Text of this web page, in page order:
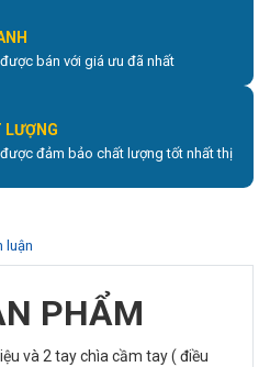
bán với giá ưu đã nhất
đảm bảo chất lượng tốt nhất thị
luận
PHẨM
và 2 tay chìa cầm tay ( điều